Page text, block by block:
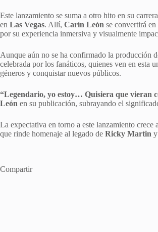
Este lanzamiento se suma a otro hito en su
en Las Vegas. Allí, Carín León se convertirá
por su experiencia inmersiva y visualmente
Aunque aún no se ha confirmado la producción
celebrada por los fanáticos, quienes ven en esta
géneros y conquistar nuevos públicos.
“Legendario, yo estoy… Quisiera que vieran
León en su publicación, subrayando el
La expectativa en torno a este lanzamiento crece
que rinde homenaje al legado de Ricky Martin
Compartir